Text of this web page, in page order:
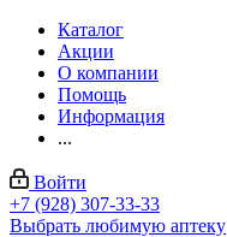
Каталог
Акции
О компании
Помощь
Информация
...
Войти
+7 (928) 307-33-33
Выбрать любимую аптеку